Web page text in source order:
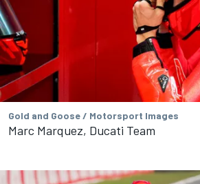
Gold and Goose / Motorsport Images
Marc Marquez, Ducati Team